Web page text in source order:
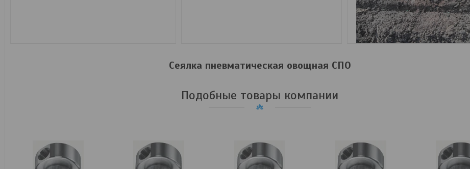
Сеялка пневматическая овощная СПО
Подобные товары компании